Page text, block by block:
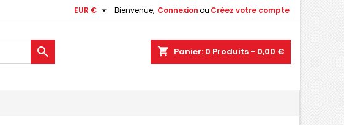
Bienvenue, Connexionou Créez votre compte
EUR € 
shopping_cart Panier: 0 Produits - 0,00 €
